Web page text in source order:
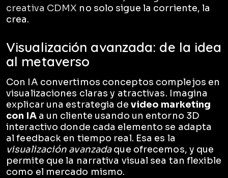
creativa CDMX no solo sigue la corriente, la
crea.
Visualización avanzada: de la idea
al metaverso
Con IA convertimos conceptos complejos en
visualizaciones claras y atractivas. Imagina
explicar una estrategia de video marketing
con IAa un cliente usando un entorno 3D
interactivo donde cada elemento se adapta
al feedback en tiempo real. Esa es la
visualización avanzadaque ofrecemos, y que
permite que la narrativa visual sea tan flexible
como el mercado mismo.